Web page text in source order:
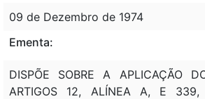
09 de Dezembro de 1974
Ementa:
DISPÕE SOBRE A APLICAÇÃO
ARTIGOS 12, ALÍNEA A, E